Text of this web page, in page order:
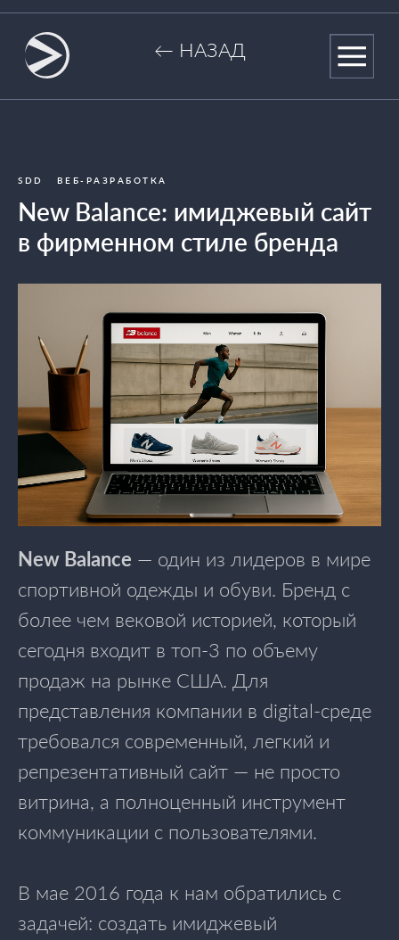
SDD ВЕБ-РАЗРАБОТКА
New Balance: имиджевый сайт
в фирменном стиле бренда
New Balance — один из лидеров в мире
спортивной одежды и обуви. Бренд с
более чем вековой историей, который
сегодня входит в топ-3 по объему
продаж на рынке США. Для
представления компании в digital-среде
требовался современный, легкий и
репрезентативный сайт — не просто
витрина, а полноценный инструмент
коммуникации с пользователями.
В мае 2016 года к нам обратились с
задачей: создать имиджевый